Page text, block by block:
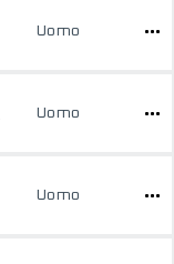
Uomo
Uomo
Uomo